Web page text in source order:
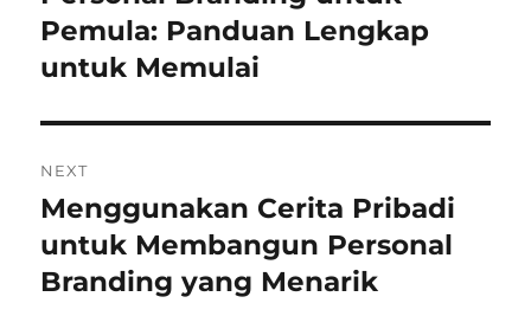
post:
Pemula: Panduan Lengkap
untuk Memulai
NEXT
Next
post:
Menggunakan Cerita Pribadi
untuk Membangun Personal
Branding yang Menarik